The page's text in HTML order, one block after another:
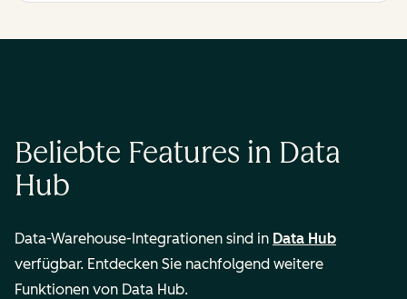
Beliebte Features in Data
Hub
Data-Warehouse-Integrationen sind in Data Hub
verfügbar. Entdecken Sie nachfolgend weitere
Funktionen von Data Hub.